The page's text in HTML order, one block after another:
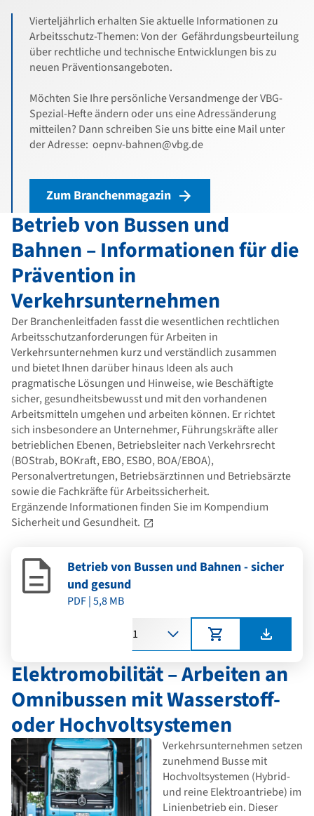
Vierteljährlich erhalten Sie aktuelle Informationen zu
Arbeitsschutz-Themen: Von der Gefährdungsbeurteilung
über rechtliche und technische Entwicklungen bis zu
neuen Präventionsangeboten.
Möchten Sie Ihre persönliche Versandmenge der VBG-
Spezial-Hefte ändern oder uns eine Adressänderung
mitteilen? Dann schreiben Sie uns bitte eine Mail unter
der Adresse: oepnv-bahnen@vbg.de
Zum Branchenmagazin
Betrieb von Bussen und
Bahnen – Informationen für die
Prävention in
Verkehrsunternehmen
Der Branchenleitfaden fasst die wesentlichen rechtlichen
Arbeitsschutzanforderungen für Arbeiten in
Verkehrsunternehmen kurz und verständlich zusammen
und bietet Ihnen darüber hinaus Ideen als auch
pragmatische Lösungen und Hinweise, wie Beschäftigte
sicher, gesundheitsbewusst und mit den vorhandenen
Arbeitsmitteln umgehen und arbeiten können. Er richtet
sich insbesondere an Unternehmer, Führungskräfte aller
betrieblichen Ebenen, Betriebsleiter nach Verkehrsrecht
(BOStrab, BOKraft, EBO, ESBO, BOA/EBOA),
Personalvertretungen, Betriebsärztinnen und Betriebsärzte
sowie die Fachkräfte für Arbeitssicherheit.
Ergänzende Informationen finden Sie im Kompendium
Sicherheit und Gesundheit.
Betrieb von Bussen und Bahnen - sicher
und gesund
PDF | 5,8 MB
Elektromobilität – Arbeiten an
Omnibussen mit Wasserstoff-
oder Hochvoltsystemen
Verkehrsunternehmen setzen
zunehmend Busse mit
Hochvoltsystemen (Hybrid-
und reine Elektroantriebe) im
Linienbetrieb ein. Dieser